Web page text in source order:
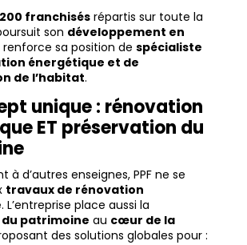
200 franchisésrépartis sur toute la
son développement en
sa position de spécialiste
énergétique et de
de l’habitat.
unique : rénovation
ET préservation du
à d’autres enseignes, PPF ne se
travaux de rénovation
. L’entreprise place aussi la
patrimoine au cœur de la
des solutions globales pour :